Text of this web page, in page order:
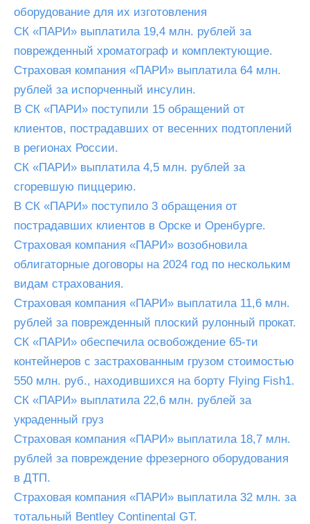
оборудование для их изготовления
СК «ПАРИ» выплатила 19,4 млн. рублей за
поврежденный хроматограф и комплектующие.
Страховая компания «ПАРИ» выплатила 64 млн.
рублей за испорченный инсулин.
В СК «ПАРИ» поступили 15 обращений от
клиентов, пострадавших от весенних подтоплений
в регионах России.
СК «ПАРИ» выплатила 4,5 млн. рублей за
сгоревшую пиццерию.
В СК «ПАРИ» поступило 3 обращения от
пострадавших клиентов в Орске и Оренбурге.
Страховая компания «ПАРИ» возобновила
облигаторные договоры на 2024 год по нескольким
видам страхования.
Страховая компания «ПАРИ» выплатила 11,6 млн.
рублей за поврежденный плоский рулонный прокат.
СК «ПАРИ» обеспечила освобождение 65-ти
контейнеров с застрахованным грузом стоимостью
550 млн. руб., находившихся на борту Flying Fish1.
СК «ПАРИ» выплатила 22,6 млн. рублей за
украденный груз
Страховая компания «ПАРИ» выплатила 18,7 млн.
рублей за повреждение фрезерного оборудования
в ДТП.
Страховая компания «ПАРИ» выплатила 32 млн. за
тотальный Bentley Continental GT.